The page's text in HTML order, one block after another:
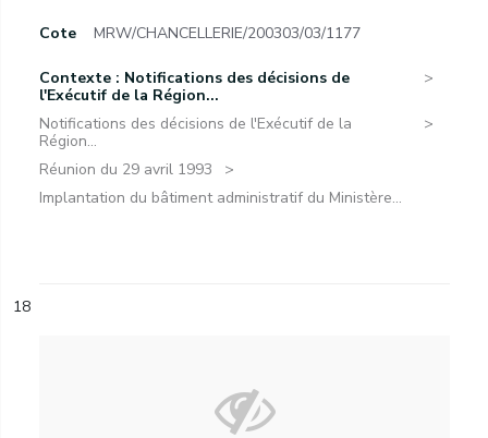
Cote MRW/CHANCELLERIE/200303/03/1177
Contexte : Notifications des décisions de
l'Exécutif de la Région...
Notifications des décisions de l'Exécutif de la
Région...
Réunion du 29 avril 1993
Implantation du bâtiment administratif du Ministère...
18